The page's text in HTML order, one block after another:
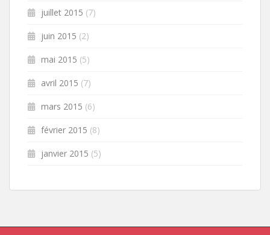
juillet 2015 (7)
juin 2015 (2)
mai 2015 (5)
avril 2015 (7)
mars 2015 (6)
février 2015 (8)
janvier 2015 (5)